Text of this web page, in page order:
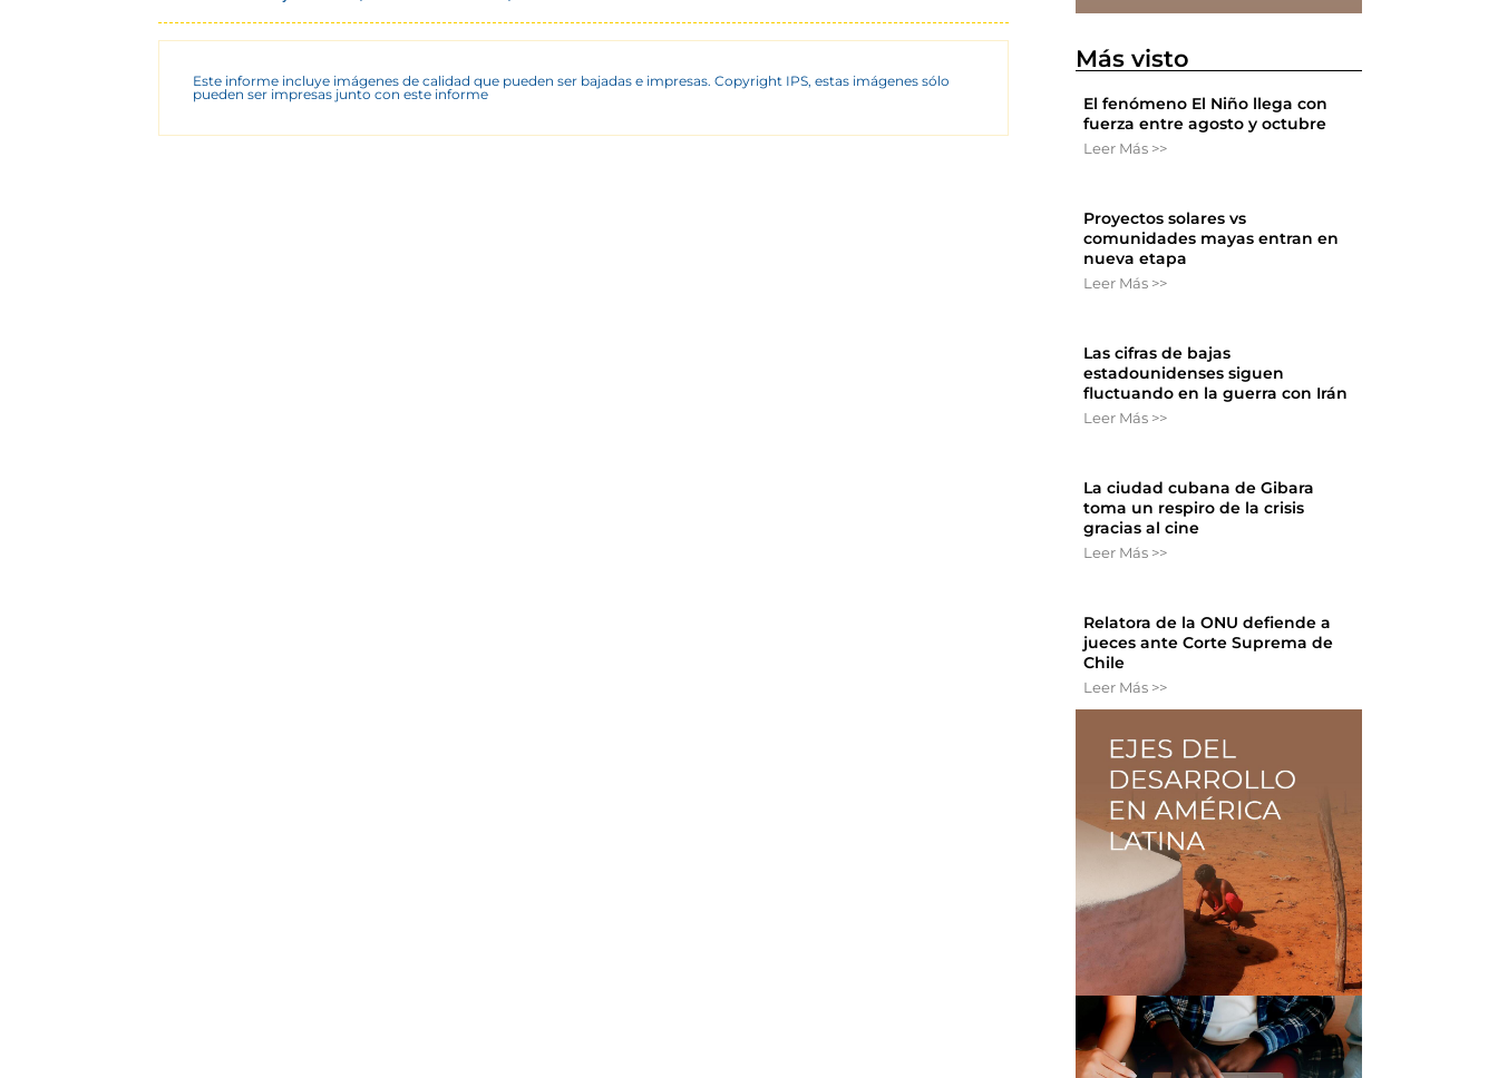
Este informe incluye imágenes de calidad que pueden ser bajadas e impresas. Copyright IPS, estas imágenes sólo
pueden ser impresas junto con este informe
Más visto
El fenómeno El Niño llega con
fuerza entre agosto y octubre
Leer Más >>
Proyectos solares vs
comunidades mayas entran en
nueva etapa
Leer Más >>
Las cifras de bajas
estadounidenses siguen
fluctuando en la guerra con Irán
Leer Más >>
La ciudad cubana de Gibara
toma un respiro de la crisis
gracias al cine
Leer Más >>
Relatora de la ONU defiende a
jueces ante Corte Suprema de
Chile
Leer Más >>